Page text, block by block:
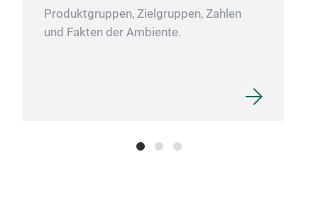
Produktgruppen, Zielgruppen, Zahlen
und Fakten der Ambiente.